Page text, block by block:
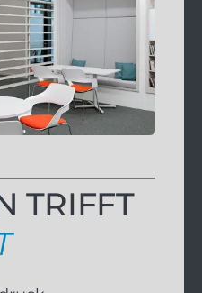
TRIFFT